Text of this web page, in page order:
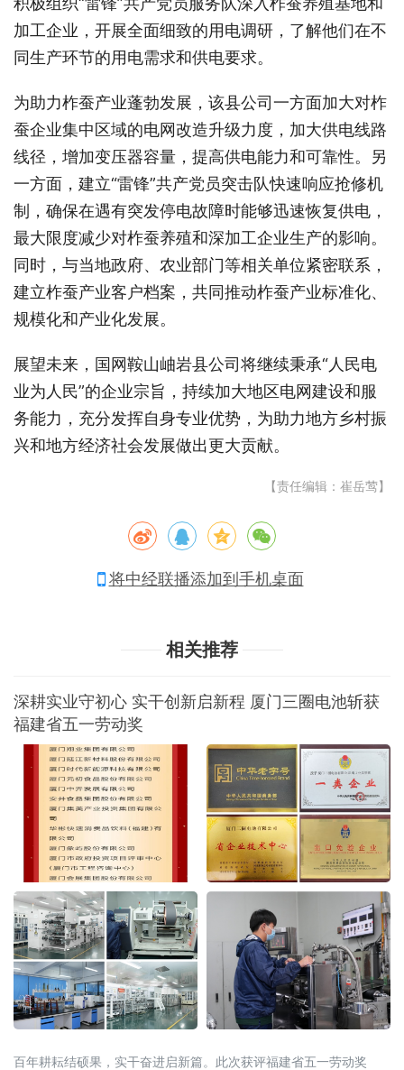
加工企业，开展全面细致的用电调研，了解他们在不
同生产环节的用电需求和供电要求。
为助力柞蚕产业蓬勃发展，该县公司一方面加大对柞
蚕企业集中区域的电网改造升级力度，加大供电线路
线径，增加变压器容量，提高供电能力和可靠性。另
一方面，建立“雷锋”共产党员突击队快速响应抢修机
制，确保在遇有突发停电故障时能够迅速恢复供电，
最大限度减少对柞蚕养殖和深加工企业生产的影响。
同时，与当地政府、农业部门等相关单位紧密联系，
建立柞蚕产业客户档案，共同推动柞蚕产业标准化、
规模化和产业化发展。
展望未来，国网鞍山岫岩县公司将继续秉承“人民电
业为人民”的企业宗旨，持续加大地区电网建设和服
务能力，充分发挥自身专业优势，为助力地方乡村振
兴和地方经济社会发展做出更大贡献。
【责任编辑：崔岳莺】
将中经联播添加到手机桌面
相关推荐
深耕实业守初心 实干创新启新程 厦门三圈电池斩获
福建省五一劳动奖
百年耕耘结硕果，实干奋进启新篇。此次获评福建省五一劳动奖